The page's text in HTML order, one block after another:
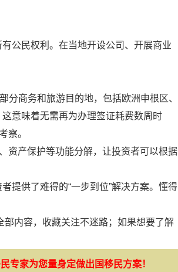
公民权利。在当地开设公司、开展商业
分商务和旅游目的地，包括欧洲申根区、
意味着无需再为办理签证耗费数周时
察。
资产保护等功能分解，让投资者可以根据
提供了难得的“一步到位”解决方案。懂得
部内容，收藏关注不迷路；如果想要了解
专家为您量身定做出国移民方案！